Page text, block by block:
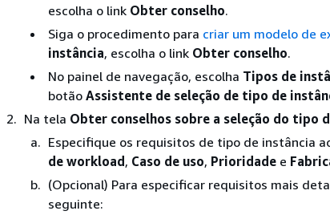
escolha o link Obter conselho.
Siga o procedimento para criar um modelo de
instância, escolha o link Obter conselho.
No painel de navegação, escolha Tipos de
botão Assistente de seleção de tipo de
Na tela Obter conselhos sobre a seleção do tipo
Especifique os requisitos de tipo de instância
de workload, Caso de uso, Prioridade e
(Opcional) Para especificar requisitos mais
seguinte: